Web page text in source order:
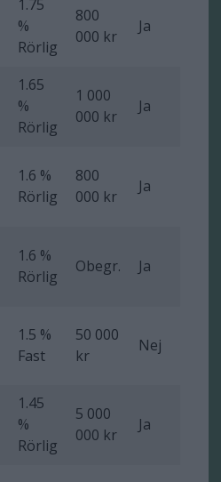
1.75
%
Rörlig
800
000 kr
Ja
1.65
%
Rörlig
1 000
000 kr
Ja
1.6 %
Rörlig
800
000 kr
Ja
1.6 %
Rörlig
Obegr. Ja
1.5 %
Fast
50 000
kr
Nej
1.45
%
Rörlig
5 000
000 kr
Ja